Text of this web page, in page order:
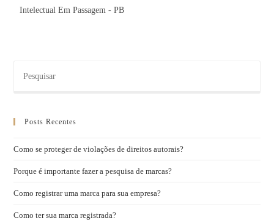
Intelectual Em Passagem - PB
Posts Recentes
Como se proteger de violações de direitos autorais?
Porque é importante fazer a pesquisa de marcas?
Como registrar uma marca para sua empresa?
Como ter sua marca registrada?